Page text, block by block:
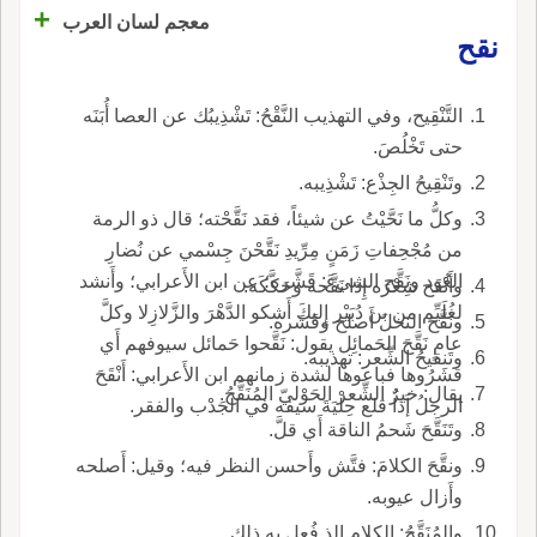
معجم لسان العرب
+
نقح
التَّنْقِيح، وفي التهذيب النَّقْحُ: تَشْذِيبُك عن العصا أُبَنَه
حتى تَخْلُصَ.
وتَنْقِيحُ الجِذْع: تَشْذِيبه.
وكلُّ ما نَحَّيْتُ عن شيئاً، فقد نَقَّحْته؛ قال ذو الرمة
من مُجْحِفاتِ زَمَنٍ مِرِّيدِ نَقَّحْنَ جِسْمي عن نُضارِ
العُود ونَقَّح الشيءَ: قَشَّره؛ عن ابن الأَعرابي؛ وأَنشد
لغُلَيِّم من بن دُبَيْر إِليكَ أَشكو الدَّهْرَ والزَّلازِلا وكلَّ
عامٍ نَقَّحَ الحَمائِل يقول: نَقَّحوا حَمائل سيوفهم أَي
قشَرُوها فباعوها لشدة زمانهم ابن الأَعرابي: أَنْقَحَ
الرجلُ إَذا قلع حِلْيَةَ سيفه في الجَدْب والفقر.
وأَنْقَح شِعْرَه إِذا نَقَّحه وحَكَّكَه.
ونَقَّحَ النخلَ أَصلح وقَشَره.
وتَنقيحُ الشِّعر: تهذيبه.
يقال: خيرٌُ الشِّعر الحَوْليّ المُنَقَّحُ.
وتَنَقَّحَ شَحمُ الناقة أَي قلَّ.
ونقَّحَ الكلامَ: فتَّش وأَحسن النظر فيه؛ وقيل: أَصلحه
وأَزال عيوبه.
والمُنَقَّحُ: الكلام الذ فُعل به ذلك.